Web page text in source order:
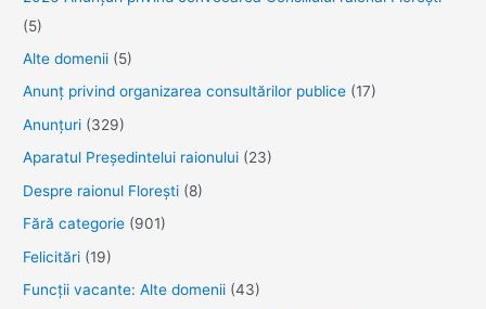
(5)
Alte domenii (5)
Anunţ privind organizarea consultărilor publice (17)
Anunţuri (329)
Aparatul Preşedintelui raionului (23)
Despre raionul Floreşti (8)
Fără categorie (901)
Felicitări (19)
Funcţii vacante: Alte domenii (43)